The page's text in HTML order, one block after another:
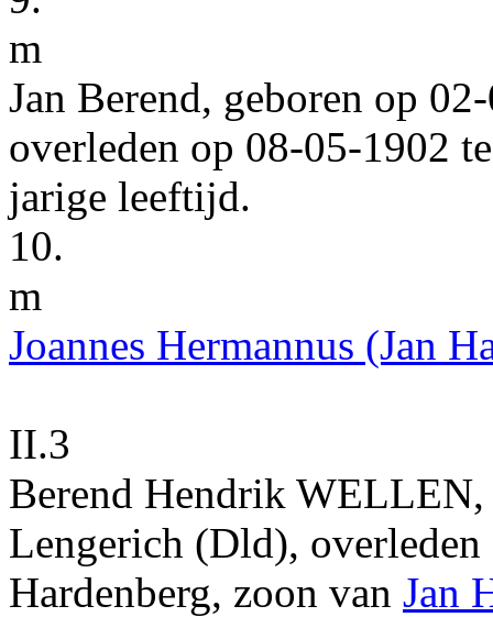
m
Jan Berend, geboren op
overleden op 08‑05‑1902
jarige leeftijd.
10.
m
Joannes Hermannus (Jan
II.3
Berend Hendrik WELLEN
Lengerich (Dld),
Hardenberg, zoon van Jan